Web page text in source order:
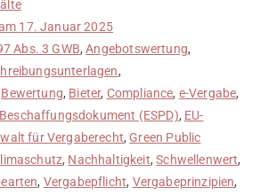
17. Januar 2025
Abs. 3 GWB,Angebotswertung,
,
Bewertung, Bieter, Compliance, e-Vergabe,
(ESPD), EU-
für Vergaberecht, Green Public
, Nachhaltigkeit,Schwellenwert,
, Vergabepflicht, Vergabeprinzipien,